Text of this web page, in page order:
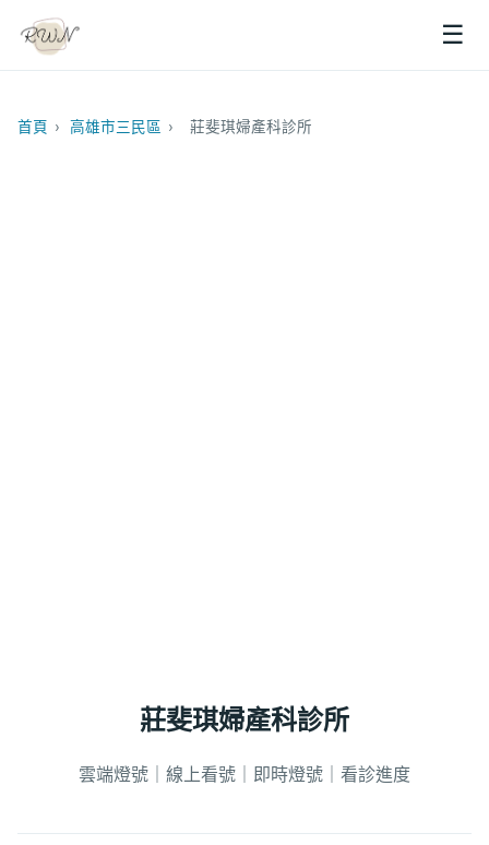
☰
首頁 › 高雄市三民區 › 莊斐琪婦產科診所
莊斐琪婦產科診所
雲端燈號｜線上看號｜即時燈號｜看診進度